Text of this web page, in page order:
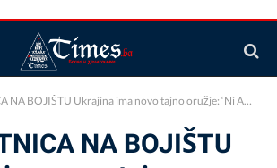
Ukrajina ima novo tajno oružje: ‘Ni Amerika nema ništa slično’
NA BOJIŠTU